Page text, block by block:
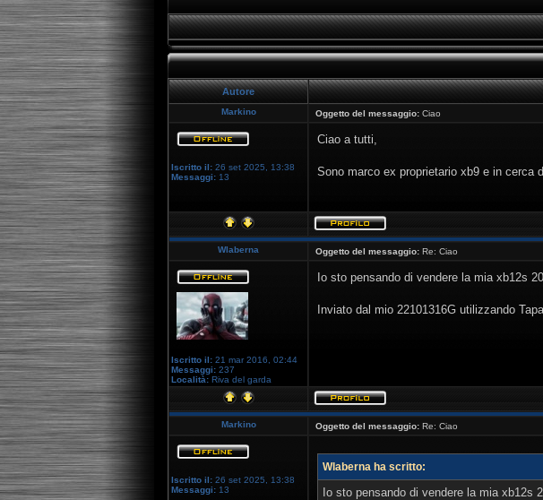
Autore
Markino Oggetto del messaggio: Ciao
Iscritto il: 26 set 2025, 13:38
Messaggi: 13
Ciao a tutti,
Sono marco ex proprietario xb9 e in cerca
Wlaberna Oggetto del messaggio: Re: Ciao
Iscritto il: 21 mar 2016, 02:44
Messaggi: 237
Località: Riva del garda
Io sto pensando di vendere la mia xb12s
Inviato dal mio 22101316G utilizzando
Markino Oggetto del messaggio: Re: Ciao
Iscritto il: 26 set 2025, 13:38
Messaggi: 13
Wlaberna ha scritto:
Io sto pensando di vendere la mia xb12s